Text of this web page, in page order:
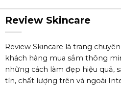
Review Skincare
Review Skincare là trang
khách hàng mua sắm thông
những cách làm đẹp hiệu quả,
tín, chất lượng trên và ngoài